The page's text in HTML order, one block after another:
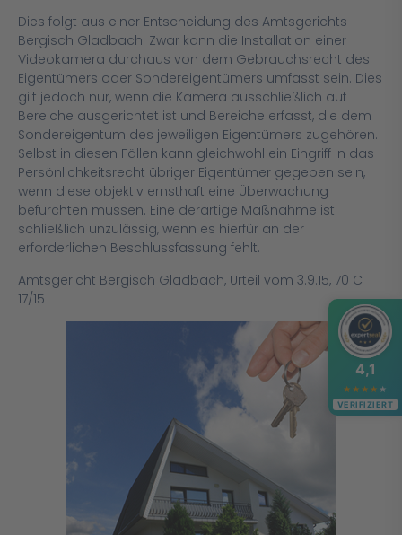
Dies folgt aus einer Entscheidung des Amtsgerichts
Bergisch Gladbach. Zwar kann die Installation einer
Videokamera durchaus von dem Gebrauchsrecht des
Eigentümers oder Sondereigentümers umfasst sein. Dies
gilt jedoch nur, wenn die Kamera ausschließlich auf
Bereiche ausgerichtet ist und Bereiche erfasst, die dem
Sondereigentum des jeweiligen Eigentümers zugehören.
Selbst in diesen Fällen kann gleichwohl ein Eingriff in das
Persönlichkeitsrecht übriger Eigentümer gegeben sein,
wenn diese objektiv ernsthaft eine Überwachung
befürchten müssen. Eine derartige Maßnahme ist
schließlich unzulässig, wenn es hierfür an der
erforderlichen Beschlussfassung fehlt.
Amtsgericht Bergisch Gladbach, Urteil vom 3.9.15, 70 C
17/15
4,1
★ ★ ★ ★ ★
VERIFIZIERT